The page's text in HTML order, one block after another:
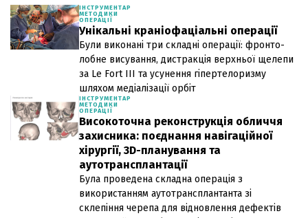
ІНСТРУМЕНТАР
МЕТОДИКИ
ОПЕРАЦІЇ
Унікальні краніофаціальні операції
Були виконані три складні операції: фронто-
лобне висування, дистракція верхньої щелепи
за Le Fort III та усунення гіпертелоризму
шляхом медіалізації орбіт
ІНСТРУМЕНТАР
МЕТОДИКИ
ОПЕРАЦІЇ
Високоточна реконструкція обличчя
захисника: поєднання навігаційної
хірургії, 3D-планування та
аутотрансплантації
Була проведена складна операція з
використанням аутотрансплантанта зі
склепіння черепа для відновлення дефектів